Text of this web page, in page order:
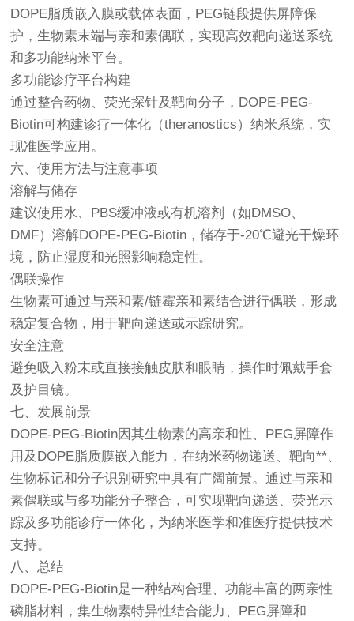
DOPE脂质嵌入膜或载体表面，PEG链段提供屏障保
护，生物素末端与亲和素偶联，实现高效靶向递送系统
和多功能纳米平台。
多功能诊疗平台构建
通过整合药物、荧光探针及靶向分子，DOPE-PEG-
Biotin可构建诊疗一体化（theranostics）纳米系统，实
现准医学应用。
六、使用方法与注意事项
溶解与储存
建议使用水、PBS缓冲液或有机溶剂（如DMSO、
DMF）溶解DOPE-PEG-Biotin，储存于-20℃避光干燥环
境，防止湿度和光照影响稳定性。
偶联操作
生物素可通过与亲和素/链霉亲和素结合进行偶联，形成
稳定复合物，用于靶向递送或示踪研究。
安全注意
避免吸入粉末或直接接触皮肤和眼睛，操作时佩戴手套
及护目镜。
七、发展前景
DOPE-PEG-Biotin因其生物素的高亲和性、PEG屏障作
用及DOPE脂质膜嵌入能力，在纳米药物递送、靶向**、
生物标记和分子识别研究中具有广阔前景。通过与亲和
素偶联或与多功能分子整合，可实现靶向递送、荧光示
踪及多功能诊疗一体化，为纳米医学和准医疗提供技术
支持。
八、总结
DOPE-PEG-Biotin是一种结构合理、功能丰富的两亲性
磷脂材料，集生物素特异性结合能力、PEG屏障和